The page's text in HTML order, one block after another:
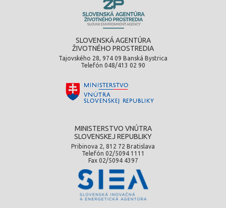
SLOVENSKÁ AGENTÚRA
ŽIVOTNÉHO PROSTREDIA
Tajovského 28, 974 09 Banská Bystrica
Telefón 048/413 02 90
MINISTERSTVO VNÚTRA
SLOVENSKEJ REPUBLIKY
Pribinova 2, 812 72 Bratislava
Telefón 02/5094 1111
Fax 02/5094 4397